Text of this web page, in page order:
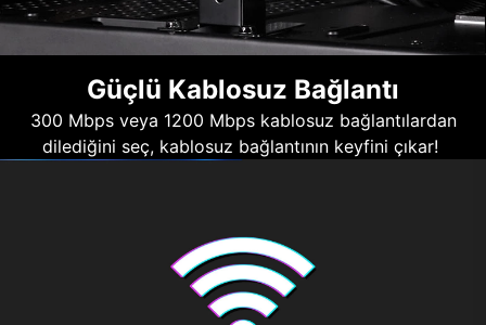
Güçlü Kablosuz Bağlantı
300 Mbps veya 1200 Mbps kablosuz bağlantılardan
dilediğini seç, kablosuz bağlantının keyfini çıkar!